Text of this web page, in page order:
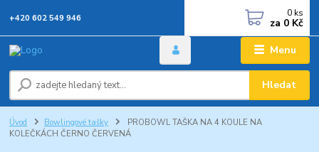
Menu
Hledat
+420 602 549 946 0 ks
za 0 Kč
Úvod Bowlingové tašky
PROBOWL TAŠKA NA 4 KOULE NA
KOLEČKÁCH ČERNO ČERVENÁ